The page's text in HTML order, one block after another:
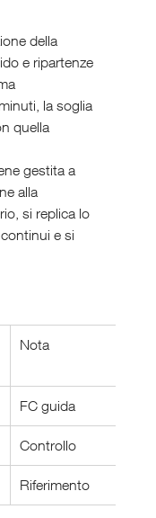
della
e ripartenze
la soglia
quella
gestita a
alla
si replica lo
e si
Nota
FC guida
Controllo
Riferimento